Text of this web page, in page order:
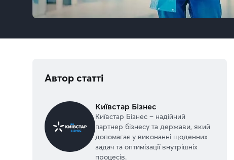
Автор статті
Київстар Бізнес
Київстар Бізнес – надійний
партнер бізнесу та держави, який
допомагає у виконанні щоденних
задач та оптимізації внутрішніх
процесів.